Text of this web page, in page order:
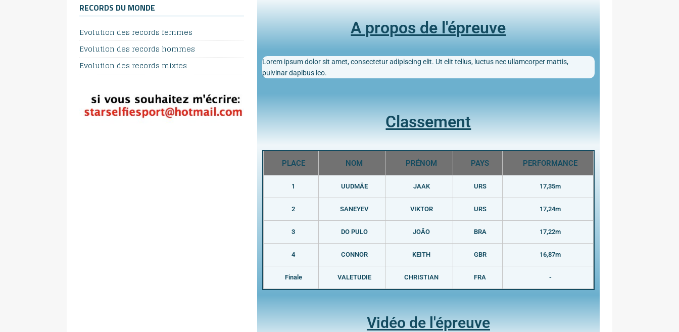
A propos de l'épreuve
Lorem ipsum dolor sit amet, consectetur adipiscing elit. Ut elit tellus, luctus nec ullamcorper mattis,
pulvinar dapibus leo.
Classement
PLACE NOM PRÉNOM PAYS PERFORMANCE
1 UUDMÄE JAAK URS 17,35m
2 SANEYEV VIKTOR URS 17,24m
3 DO PULO JOÃO BRA 17,22m
4 CONNOR KEITH GBR 16,87m
Finale VALETUDIE CHRISTIAN FRA -
Vidéo de l'épreuve
RECORDS DU MONDE
Evolution des records femmes
Evolution des records hommes
Evolution des records mixtes